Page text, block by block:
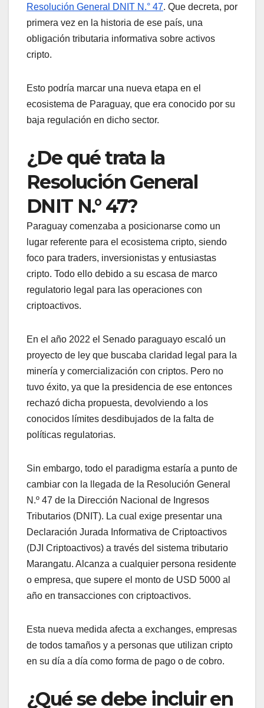
Resolución General DNIT N.° 47. Que decreta, por
primera vez en la historia de ese país, una
obligación tributaria informativa sobre activos
cripto.
Esto podría marcar una nueva etapa en el
ecosistema de Paraguay, que era conocido por su
baja regulación en dicho sector.
¿De qué trata la
Resolución General
DNIT N.° 47?
Paraguay comenzaba a posicionarse como un
lugar referente para el ecosistema cripto, siendo
foco para traders, inversionistas y entusiastas
cripto. Todo ello debido a su escasa de marco
regulatorio legal para las operaciones con
criptoactivos.
En el año 2022 el Senado paraguayo escaló un
proyecto de ley que buscaba claridad legal para la
minería y comercialización con criptos. Pero no
tuvo éxito, ya que la presidencia de ese entonces
rechazó dicha propuesta, devolviendo a los
conocidos límites desdibujados de la falta de
políticas regulatorias.
Sin embargo, todo el paradigma estaría a punto de
cambiar con la llegada de la Resolución General
N.º 47 de la Dirección Nacional de Ingresos
Tributarios (DNIT). La cual exige presentar una
Declaración Jurada Informativa de Criptoactivos
(DJI Criptoactivos) a través del sistema tributario
Marangatu. Alcanza a cualquier persona residente
o empresa, que supere el monto de USD 5000 al
año en transacciones con criptoactivos.
Esta nueva medida afecta a exchanges, empresas
de todos tamaños y a personas que utilizan cripto
en su día a día como forma de pago o de cobro.
¿Qué se debe incluir en